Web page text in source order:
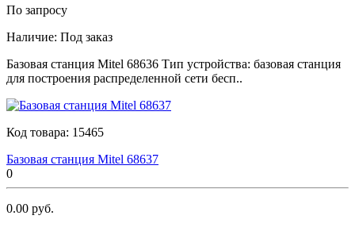
По запросу
Наличие: Под заказ
Базовая станция Мitеl 68636 Тип устройства: базовая станция
для построения распределенной сети бесп..
Код товара: 15465
Базовая станция Мitеl 68637
0
0.00 руб.